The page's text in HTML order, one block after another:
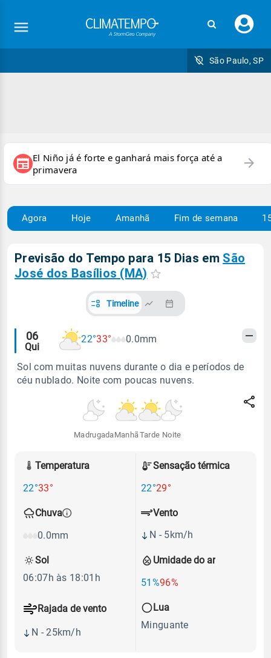
seu
São Paulo, SP
newspaper El Niño já é forte e ganhará mais força até a
primavera
arrow_forward
Agora Hoje Amanhã Fim de semana
Previsão do Tempo para 15 Dias em São
José dos Basílios (MA)
Timeline
Alertas
meteorológicos
06
Qui
22°33° 0.0mm
Sol com muitas nuvens durante o dia e períodos de
céu nublado. Noite com poucas nuvens.
Madrugada Manhã Tarde Noite
Temperatura
22°33°
Sensação térmica
22°29°
Chuva
0.0mm
Umidade do ar
51%96%
Vento
N - 5km/h
Rajada de vento
N - 25km/h
Sol
06:07h às 18:01h
Lua
Minguante